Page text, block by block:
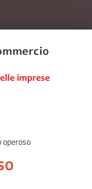
operoso